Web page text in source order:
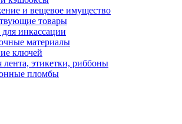
и вещевое имущество
товары
инкассации
материалы
ключей
лента, этикетки, риббоны
пломбы